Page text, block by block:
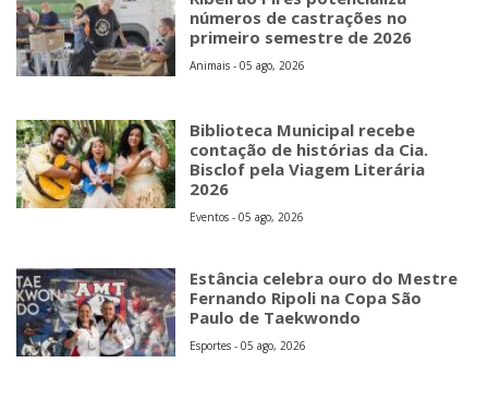
números de castrações no
primeiro semestre de 2026
Animais - 05 ago, 2026
Biblioteca Municipal recebe
contação de histórias da Cia.
Bisclof pela Viagem Literária
2026
Eventos - 05 ago, 2026
Estância celebra ouro do Mestre
Fernando Ripoli na Copa São
Paulo de Taekwondo
Esportes - 05 ago, 2026